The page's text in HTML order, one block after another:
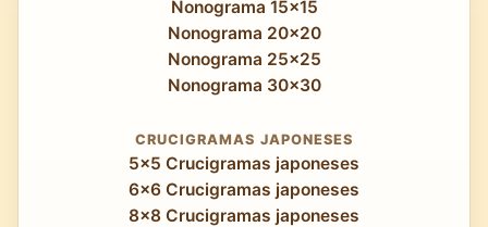
Nonograma 15x15
Nonograma 20x20
Nonograma 25x25
Nonograma 30x30
CRUCIGRAMAS JAPONESES
5x5 Crucigramas japoneses
6x6 Crucigramas japoneses
8x8 Crucigramas japoneses